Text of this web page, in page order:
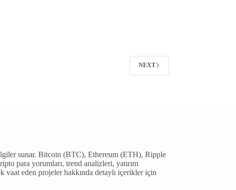
NEXT
sunar. Bitcoin (BTC), Ethereum (ETH), Ripple
para yorumları, trend analizleri, yatırım
eden projeler hakkında detaylı içerikler için